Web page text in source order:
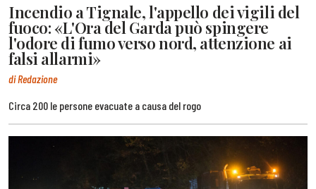
Incendio a Tignale, l'appello dei vigili del
fuoco: «L'Ora del Garda può spingere
l'odore di fumo verso nord, attenzione ai
falsi allarmi»
di Redazione
Circa 200 le persone evacuate a causa del rogo